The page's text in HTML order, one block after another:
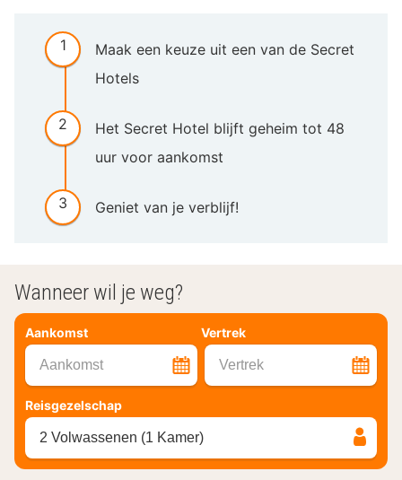
Maak een keuze uit een van de Secret
Hotels
Het Secret Hotel blijft geheim tot 48
uur voor aankomst
Geniet van je verblijf!
Wanneer wil je weg?
Aankomst Vertrek
Aankomst Vertrek
Reisgezelschap
2 Volwassenen (1 Kamer)